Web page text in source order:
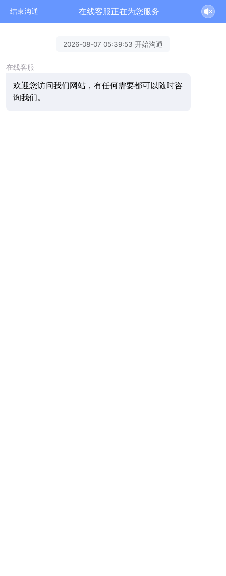
结束沟通 在线客服正在为您服务
2026-08-07 05:39:53 开始沟通
在线客服
欢迎您访问我们网站，有任何需要都可以随时咨
询我们。